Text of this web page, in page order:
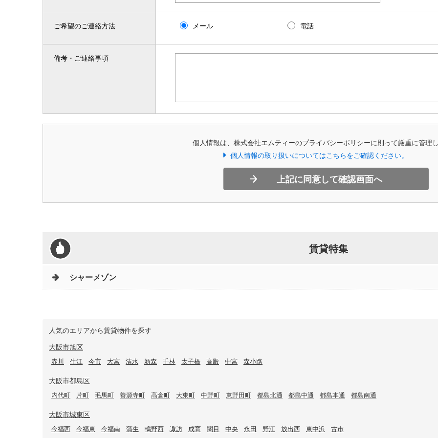
ご希望のご連絡方法 メール 電話
備考・ご連絡事項
個人情報は、株式会社エムティーのプライバシーポリシーに則って厳重に管理
個人情報の取り扱いについてはこちらをご確認ください。
上記に同意して確認画面へ
賃貸特集
シャーメゾン
人気のエリアから賃貸物件を探す
大阪市旭区
赤川 生江 今市 大宮 清水 新森 千林 太子橋 高殿 中宮 森小路
大阪市都島区
内代町 片町 毛馬町 善源寺町 高倉町 大東町 中野町 東野田町 都島北通 都島中通 都島本通 都島南通
大阪市城東区
今福西 今福東 今福南 蒲生 鴫野西 諏訪 成育 関目 中央 永田 野江 放出西 東中浜 古市